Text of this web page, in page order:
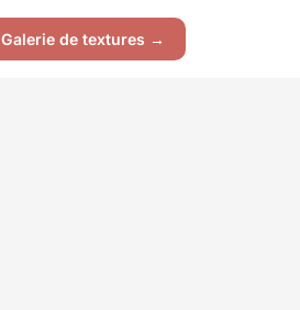
Galerie de textures →